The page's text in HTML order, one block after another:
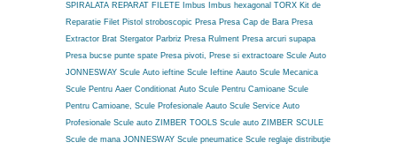
SPIRALATA REPARAT FILETE
Imbus Imbus hexagonal TORX Kit de
Reparatie Filet Pistol stroboscopic Presa Presa Cap de Bara Presa
Extractor Brat Stergator Parbriz Presa Rulment Presa arcuri supapa
Presa bucse punte spate Presa pivoti, Prese si extractoare Scule Auto
JONNESWAY Scule Auto ieftine Scule Ieftine Aauto Scule Mecanica
Scule Pentru Aaer Conditionat Auto Scule Pentru Camioane Scule
Pentru Camioane, Scule Profesionale Aauto Scule Service Auto
Profesionale Scule auto ZIMBER TOOLS Scule auto ZIMBER SCULE
Scule de mana JONNESWAY Scule pneumatice Scule reglaje distribuţie